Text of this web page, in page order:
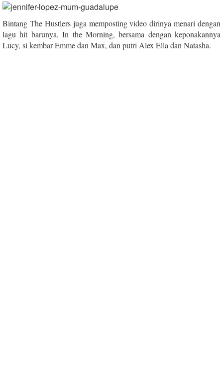
Bintang The Hustlers juga memposting video dirinya menari dengan
lagu hit barunya, In the Morning, bersama dengan keponakannya
Lucy, si kembar Emme dan Max, dan putri Alex Ella dan Natasha.